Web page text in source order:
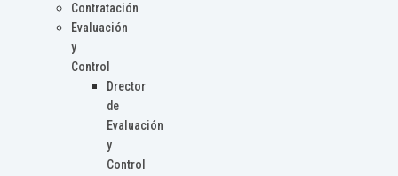
Contratación
Evaluación
y
Control
Drector
de
Evaluación
y
Control